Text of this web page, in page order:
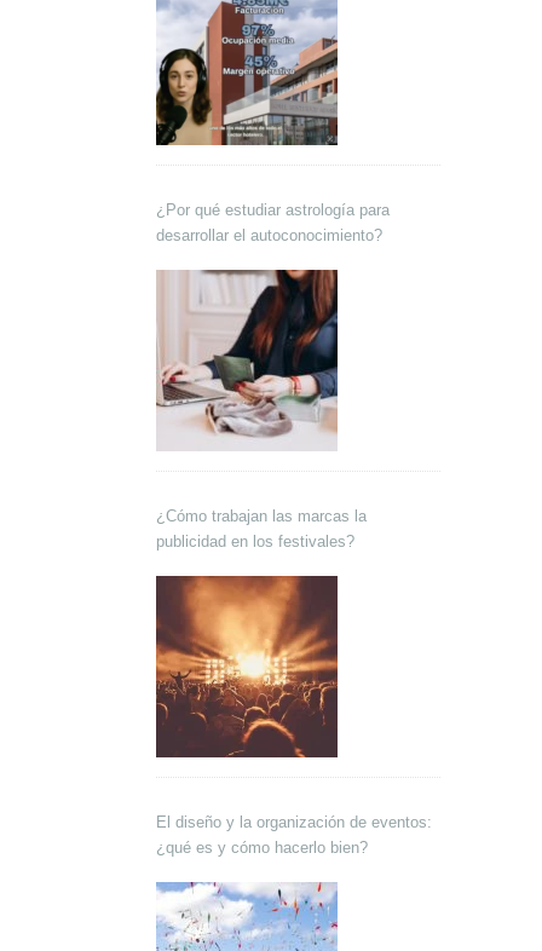
¿Por qué estudiar astrología para
desarrollar el autoconocimiento?
¿Cómo trabajan las marcas la
publicidad en los festivales?
El diseño y la organización de eventos:
¿qué es y cómo hacerlo bien?